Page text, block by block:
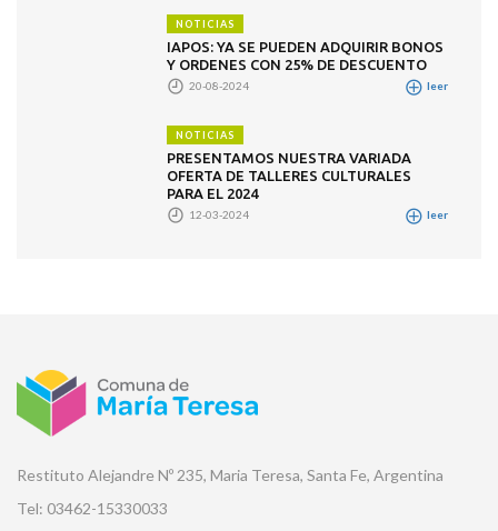
NOTICIAS
IAPOS: YA SE PUEDEN ADQUIRIR BONOS
Y ORDENES CON 25% DE DESCUENTO
20-08-2024 leer
NOTICIAS
PRESENTAMOS NUESTRA VARIADA
OFERTA DE TALLERES CULTURALES
PARA EL 2024
12-03-2024 leer
Restituto Alejandre Nº 235, Maria Teresa, Santa Fe, Argentina
Tel: 03462-15330033